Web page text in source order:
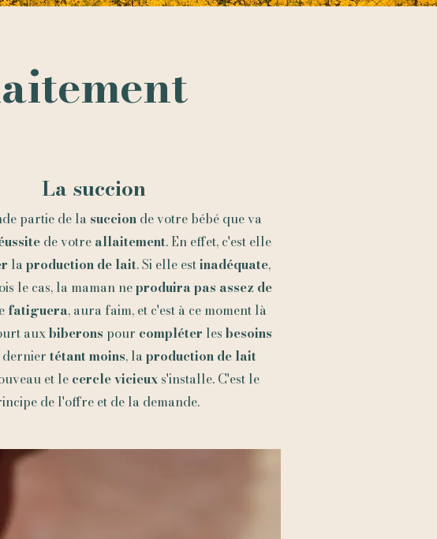
nt
La succion
partie de la succionde votre bébé que va
de votre allaitement. En effet, c'est elle
laproduction de lait. Si elle estinadéquate,
le cas, la maman neproduira pas assez de
fatiguera, aura faim, et c'est à ce moment là
auxbiberons pour compléter les besoins
dernier tétant moins, laproduction de lait
et le cercle vicieuxs'installe. C'est le
de l'offre et dela demande.